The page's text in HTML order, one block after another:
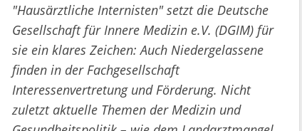
"Hausärztliche Internisten" setzt die Deutsche
Gesellschaft für Innere Medizin e.V. (DGIM) für
sie ein klares Zeichen: Auch Niedergelassene
finden in der Fachgesellschaft
Interessenvertretung und Förderung. Nicht
zuletzt aktuelle Themen der Medizin und